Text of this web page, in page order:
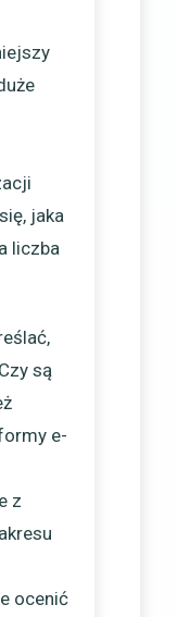
jaka
liczba
są
e-
z
ocenić